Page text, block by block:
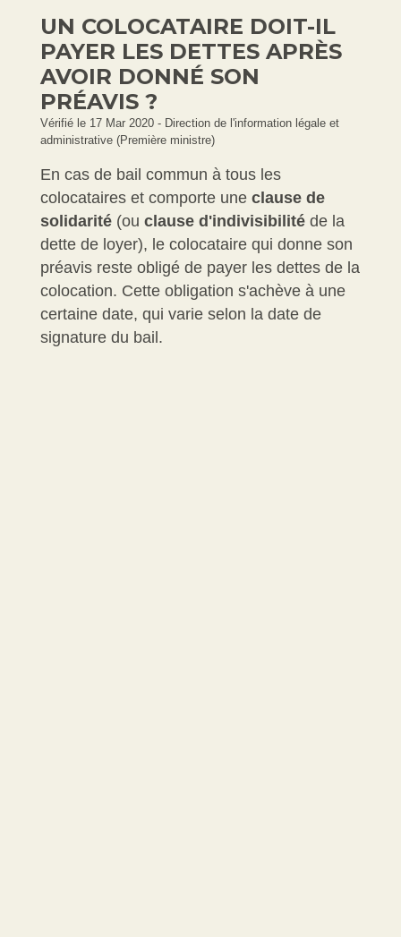
UN COLOCATAIRE DOIT-IL
PAYER LES DETTES APRÈS
AVOIR DONNÉ SON
PRÉAVIS ?
Vérifié le 17 Mar 2020 - Direction de l'information légale et
administrative (Première ministre)
En cas de bail commun à tous les
colocataires et comporte une clause de
solidarité (ou clause d'indivisibilité de la
dette de loyer), le colocataire qui donne son
préavis reste obligé de payer les dettes de la
colocation. Cette obligation s'achève à une
certaine date, qui varie selon la date de
signature du bail.